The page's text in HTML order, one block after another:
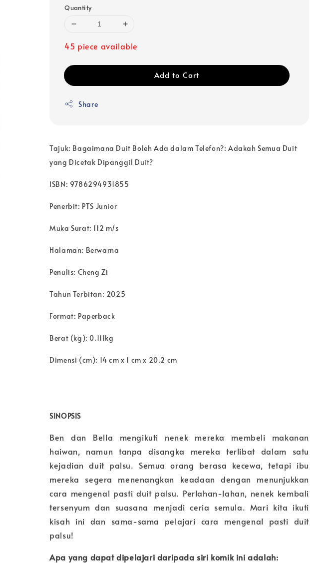
Quantity
45 piece available
Add to Cart
Share
Tajuk: Bagaimana Duit Boleh Ada dalam Telefon?: Adakah Semua Duit
yang Dicetak Dipanggil Duit?
ISBN: 9786294931855
Penerbit: PTS Junior
Muka Surat: 112 m/s
Halaman: Berwarna
Penulis: Cheng Zi
Tahun Terbitan: 2025
Format: Paperback
Berat (kg): 0.111kg
Dimensi (cm): 14 cm x 1 cm x 20.2 cm
SINOPSIS
Ben dan Bella mengikuti nenek mereka membeli makanan
haiwan, namun tanpa disangka mereka terlibat dalam satu
kejadian duit palsu. Semua orang berasa kecewa, tetapi ibu
mereka segera menenangkan keadaan dengan menunjukkan
cara mengenal pasti duit palsu. Perlahan-lahan, nenek kembali
tersenyum dan suasana menjadi ceria semula. Mari kita ikuti
kisah ini dan sama-sama pelajari cara mengenal pasti duit
palsu!
Apa yang dapat dipelajari daripada siri komik ini adalah: